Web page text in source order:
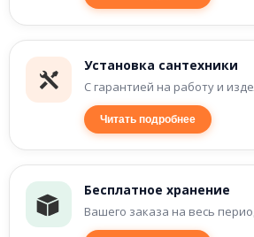
Установка сантехники
С гарантией на работу и
Читать подробнее
Бесплатное хранение
Вашего заказа на весь